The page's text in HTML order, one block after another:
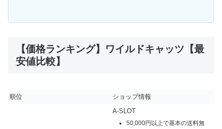
【価格ランキング】ワイルドキャッツ【最
安値比較】
順位 ショップ情報
A-SLOT
50,000円以上で基本の送料無